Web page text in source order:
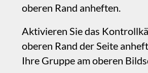
Konflikte zu berücksichtigen, die durch die
können. In diesem Beispiel sorgt ein weißer
Rand an der Hintergrundbox des Headers
dafür, dass er sich deutlich vom
Seiteninhalt abhebt, wenn er davor
positioniert ist, und er ist konsistent mit